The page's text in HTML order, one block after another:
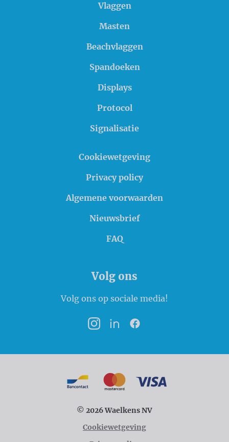
Vlaggen
Masten
Beachvlaggen
Spandoeken
Displays
Protocol
Signalisatie
Cookiewetgeving
Privacy policy
Algemene voorwaarden
Nieuwsbrief
FAQ
Volg ons
Volg ons op sociale media!
InstagramLinkedInFacebook
© 2026 Waelkens NV
Cookiewetgeving
Betaalmogelijkheden
BancontactMasterCard
VISA